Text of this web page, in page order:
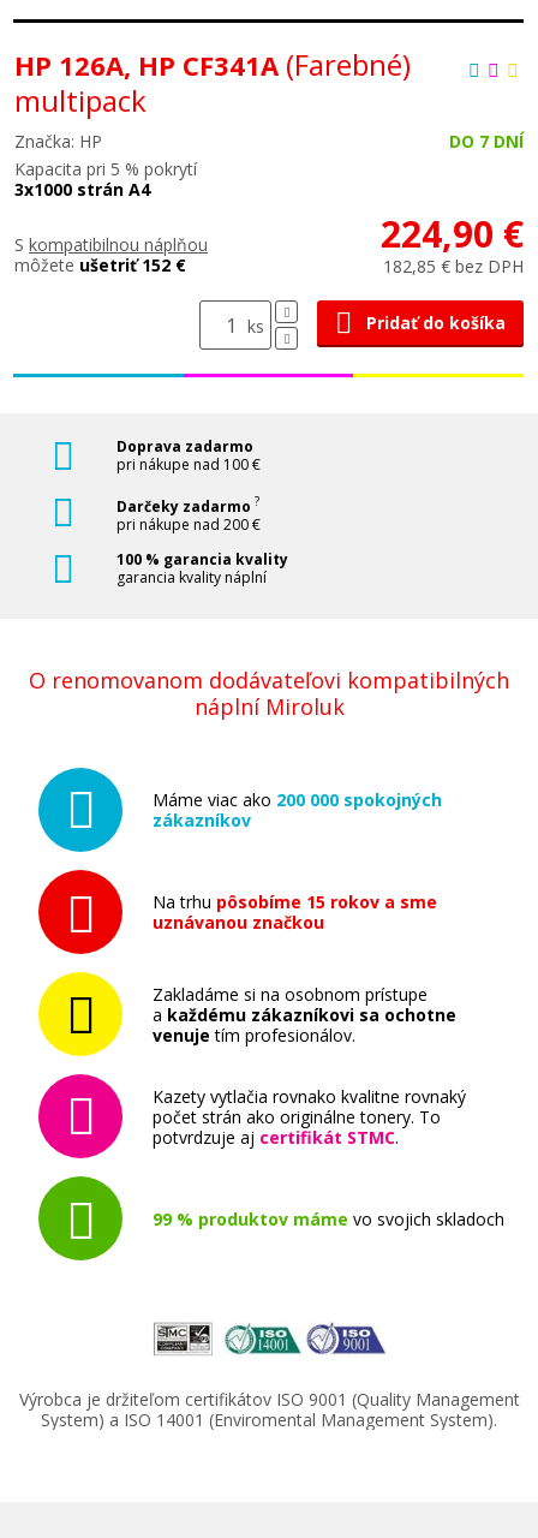
HP 126A, HP CF341A (Farebné)
multipack
Značka: HP
DO 7 DNÍ
Kapacita pri 5 % pokrytí
3x1000 strán A4
S kompatibilnou náplňou
môžete ušetriť 152 €
224,90 €
182,85 € bez DPH
ks Pridať do košíka
Doprava zadarmo
pri nákupe nad 100 €
Darčeky zadarmo ?
pri nákupe nad 200 €
100 % garancia kvality
garancia kvality náplní
O renomovanom dodávateľovi kompatibilných
náplní Miroluk
Máme viac ako 200 000 spokojných
zákazníkov
Na trhu pôsobíme 15 rokov a sme
uznávanou značkou
Zakladáme si na osobnom prístupe
a každému zákazníkovi sa ochotne
venuje tím profesionálov.
Kazety vytlačia rovnako kvalitne rovnaký
počet strán ako originálne tonery. To
potvrdzuje aj certifikát STMC.
99 % produktov máme vo svojich skladoch
Výrobca je držiteľom certifikátov ISO 9001 (Quality Management
System) a ISO 14001 (Enviromental Management System).